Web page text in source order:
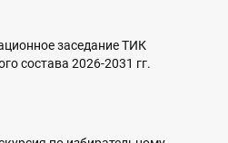
заседание ТИК
состава 2026-2031 гг.